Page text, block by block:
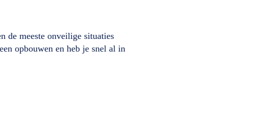
de meeste onveilige situaties
opbouwen en heb je snel al in